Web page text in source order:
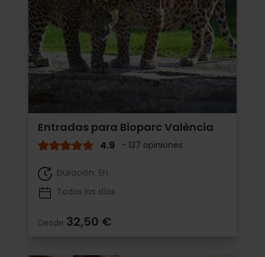
Entradas para Bioparc València
4.9 - 137 opiniones
Duración: 5h
Todos los días
Desde 32,50 €